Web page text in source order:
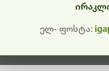
ელ- ფოსტა: